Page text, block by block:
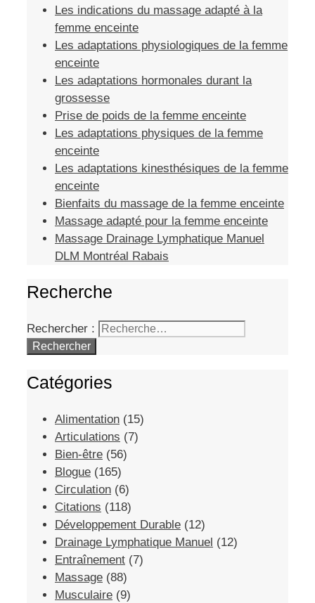
Les indications du massage adapté à la
femme enceinte
Les adaptations physiologiques de la femme
enceinte
Les adaptations hormonales durant la
grossesse
Prise de poids de la femme enceinte
Les adaptations physiques de la femme
enceinte
Les adaptations kinesthésiques de la femme
enceinte
Bienfaits du massage de la femme enceinte
Massage adapté pour la femme enceinte
Massage Drainage Lymphatique Manuel
DLM Montréal Rabais
Recherche
Rechercher :
Catégories
Alimentation (15)
Articulations (7)
Bien-être (56)
Blogue (165)
Circulation (6)
Citations (118)
Développement Durable (12)
Drainage Lymphatique Manuel (12)
Entraînement (7)
Massage (88)
Musculaire (9)